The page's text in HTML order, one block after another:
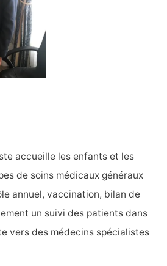
accueille les enfants et les
de soins médicaux généraux
annuel, vaccination, bilan de
un suivi des patients dans
vers des médecins spécialistes